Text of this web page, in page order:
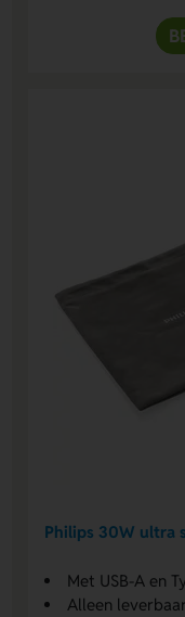
Philips 30W ultra
Met USB-A en
Alleen